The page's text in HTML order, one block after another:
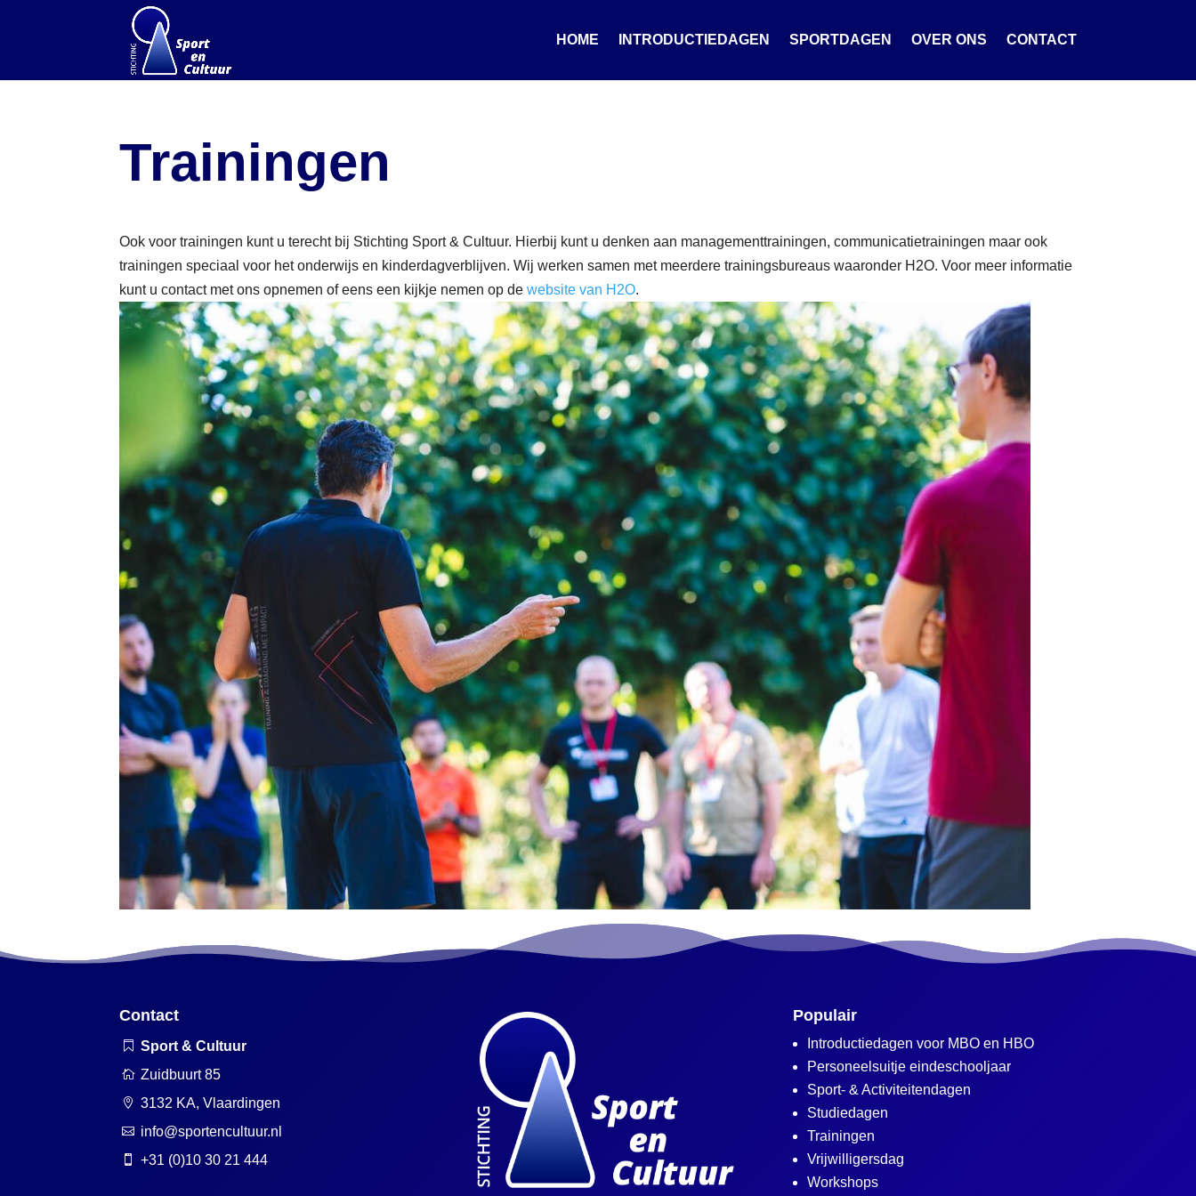
HOME INTRODUCTIEDAGEN SPORTDAGEN OVER ONS CONTACT
Trainingen
Ook voor trainingen kunt u terecht bij Stichting Sport & Cultuur. Hierbij kunt u denken aan managementtrainingen, communicatietrainingen maar ook
trainingen speciaal voor het onderwijs en kinderdagverblijven. Wij werken samen met meerdere trainingsbureaus waaronder H2O. Voor meer informatie
kunt u contact met ons opnemen of eens een kijkje nemen op dewebsite van H2O.
Contact
 Sport & Cultuur
 Zuidbuurt 85
 3132 KA, Vlaardingen
 info@sportencultuur.nl
 +31 (0)10 30 21 444
Populair
Introductiedagen voor MBO en HBO
Personeelsuitje eindeschooljaar
Sport- & Activiteitendagen
Studiedagen
Trainingen
Vrijwilligersdag
Workshops